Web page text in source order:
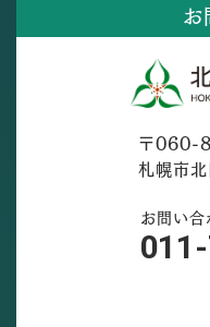
お
〒060-
札幌市
お問い合